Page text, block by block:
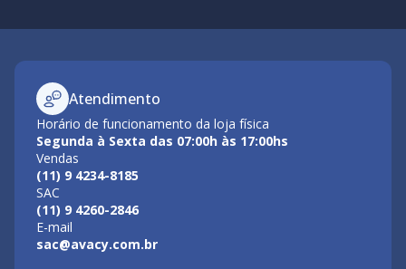
Atendimento
Horário de funcionamento da loja física
Segunda à Sexta das 07:00h às 17:00hs
Vendas
(11) 9 4234-8185
SAC
(11) 9 4260-2846
E-mail
sac@avacy.com.br